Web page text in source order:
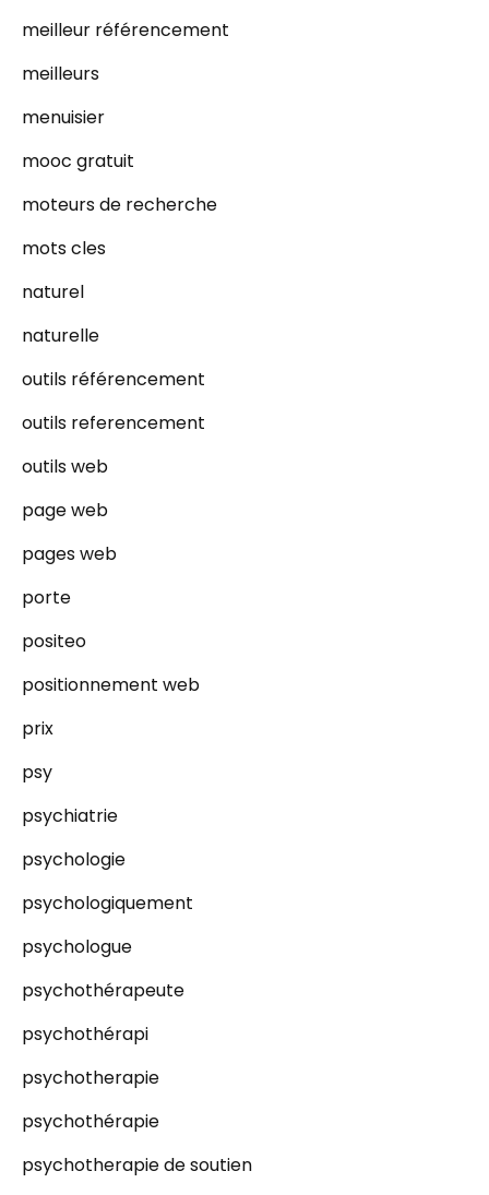
meilleur référencement
meilleurs
menuisier
mooc gratuit
moteurs de recherche
mots cles
naturel
naturelle
outils référencement
outils referencement
outils web
page web
pages web
porte
positeo
positionnement web
prix
psy
psychiatrie
psychologie
psychologiquement
psychologue
psychothérapeute
psychothérapi
psychotherapie
psychothérapie
psychotherapie de soutien